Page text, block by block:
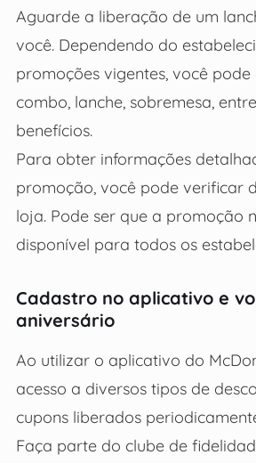
Aguarde a liberação de um
você. Dependendo do
promoções vigentes, você
combo, lanche, sobremesa,
benefícios.
Para obter informações
promoção, você pode verificar
loja. Pode ser que a promoção
disponível para todos os
Cadastro no aplicativo e
aniversário
Ao utilizar o aplicativo do
acesso a diversos tipos de
cupons liberados
Faça parte do clube de